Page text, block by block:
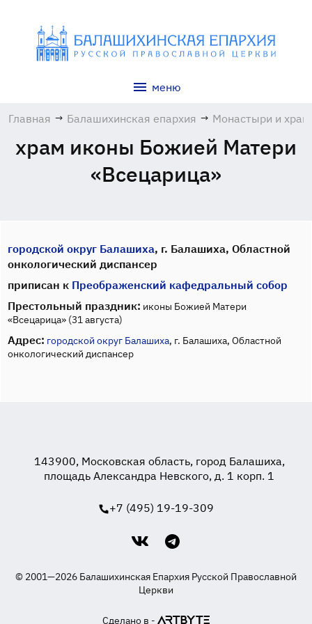
меню
Главная → Балашихинская епархия → Монастыри и
храм иконы Божией Матери
«Всецарица»
городской округ Балашиха, г. Балашиха, Областной
онкологический диспансер
приписан к Преображенский кафедральный собор
Престольный праздник: иконы Божией Матери
«Всецарица» (31 августа)
Адрес: городской округ Балашиха, г. Балашиха, Областной
онкологический диспансер
143900, Московская область, город Балашиха,
площадь Александра Невского, д. 1 корп. 1
+7 (495) 19-19-309
© 2001—2026 Балашихинская Епархия Русской Православной
Церкви
Сделано в -